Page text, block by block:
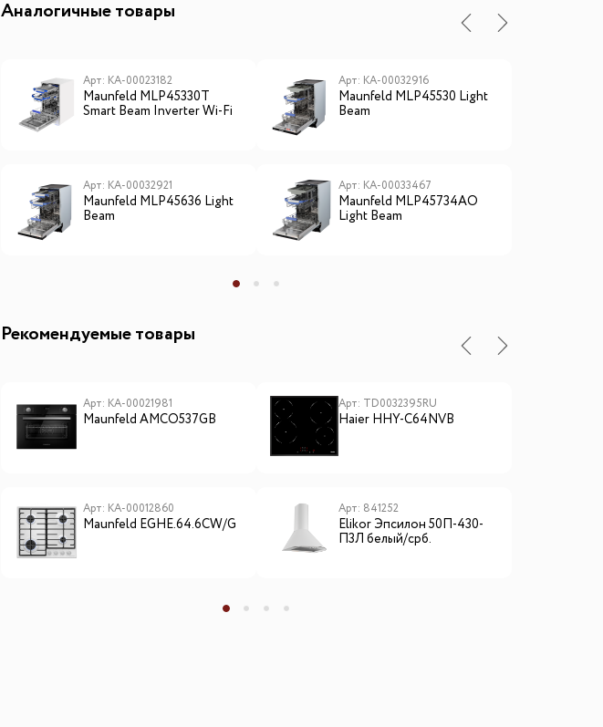
Аналогичные товары
Арт: КА-00023182
Maunfeld MLP45330T
Smart Beam Inverter Wi-Fi
Арт: КА-00032921
Maunfeld MLP45636 Light
Beam
Арт: КА-00032916
Maunfeld MLP45530 Light
Beam
Арт: КА-00033467
Maunfeld MLP45734AO
Light Beam
Рекомендуемые товары
Арт: КА-00021981
Maunfeld AMCO537GB
Арт: КА-00012860
Maunfeld EGHE.64.6CW/G
Арт: TD0032395RU
Haier HHY-C64NVB
Арт: 841252
Elikor Эпсилон 50П-430-
П3Л белый/срб.